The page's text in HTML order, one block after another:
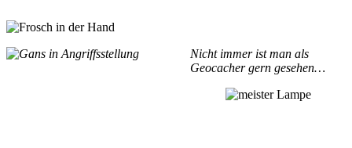
Nicht immer ist man als
Geocacher gern gesehen…